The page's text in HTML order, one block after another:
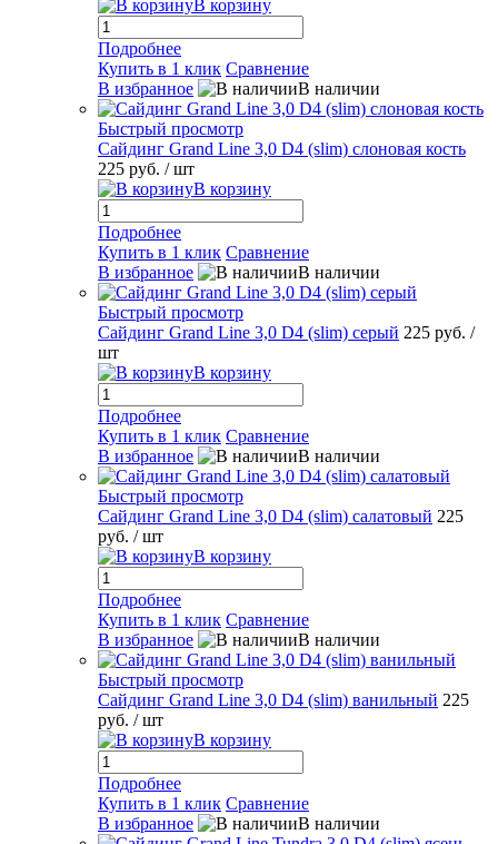
В корзину
Подробнее
Купить в 1 клик Сравнение
В избранное
В наличии
Быстрый просмотр
Сайдинг Grand Line 3,0 D4 (slim) слоновая кость
225 руб. / шт
В корзину
Подробнее
Купить в 1 клик Сравнение
В избранное
В наличии
Быстрый просмотр
Сайдинг Grand Line 3,0 D4 (slim) серый 225 руб. /
шт
В корзину
Подробнее
Купить в 1 клик Сравнение
В избранное
В наличии
Быстрый просмотр
Сайдинг Grand Line 3,0 D4 (slim) салатовый 225
руб. / шт
В корзину
Подробнее
Купить в 1 клик Сравнение
В избранное
В наличии
Быстрый просмотр
Сайдинг Grand Line 3,0 D4 (slim) ванильный 225
руб. / шт
В корзину
Подробнее
Купить в 1 клик Сравнение
В избранное
В наличии